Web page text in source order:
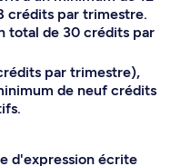
crédits par trimestre.
total de 30 crédits par
par trimestre),
de neuf crédits
d'expression écrite